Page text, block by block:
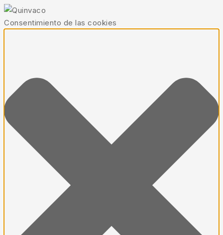
Consentimiento de las cookies